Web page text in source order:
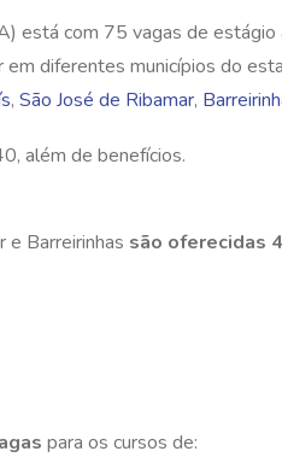
está com 75 vagas de estágio
diferentes municípios do
, São José de Ribamar,
além de benefícios.
e Barreirinhas são oferecidas
para os cursos de: